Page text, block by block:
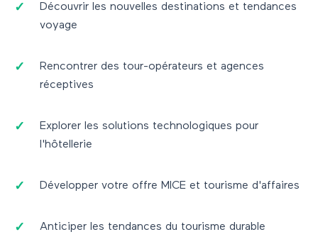
Découvrir les nouvelles destinations et tendances
voyage
Rencontrer des tour-opérateurs et agences
réceptives
Explorer les solutions technologiques pour
l'hôtellerie
Développer votre offre MICE et tourisme d'affaires
Anticiper les tendances du tourisme durable